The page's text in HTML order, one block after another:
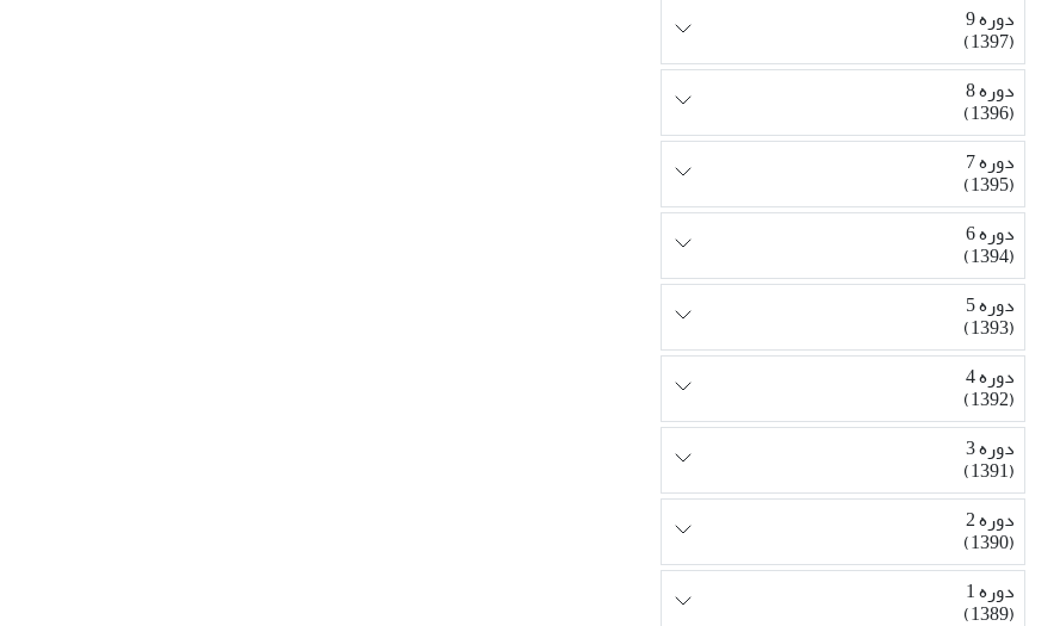
دوره 9
(1397)
دوره 8
(1396)
دوره 7
(1395)
دوره 6
(1394)
دوره 5
(1393)
دوره 4
(1392)
دوره 3
(1391)
دوره 2
(1390)
دوره 1
(1389)